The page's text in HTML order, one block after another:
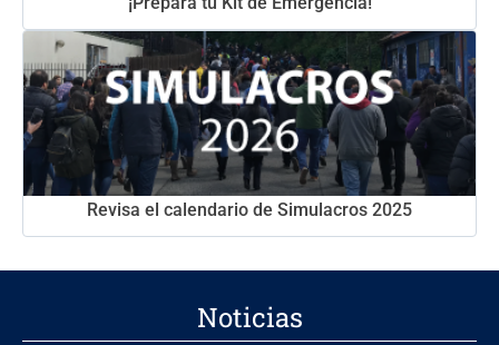
Revisa el calendario de Simulacros 2025
Noticias